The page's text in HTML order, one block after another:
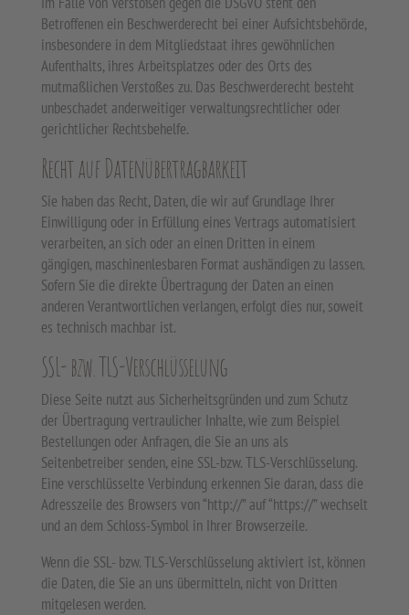
Betroffenen ein Beschwerderecht bei einer Aufsichtsbehörde,
insbesondere in dem Mitgliedstaat ihres gewöhnlichen
Aufenthalts, ihres Arbeitsplatzes oder des Orts des
mutmaßlichen Verstoßes zu. Das Beschwerderecht besteht
unbeschadet anderweitiger verwaltungsrechtlicher oder
gerichtlicher Rechtsbehelfe.
Recht auf Datenübertragbarkeit
Sie haben das Recht, Daten, die wir auf Grundlage Ihrer
Einwilligung oder in Erfüllung eines Vertrags automatisiert
verarbeiten, an sich oder an einen Dritten in einem
gängigen, maschinenlesbaren Format aushändigen zu lassen.
Sofern Sie die direkte Übertragung der Daten an einen
anderen Verantwortlichen verlangen, erfolgt dies nur, soweit
es technisch machbar ist.
SSL- bzw. TLS-Verschlüsselung
Diese Seite nutzt aus Sicherheitsgründen und zum Schutz
der Übertragung vertraulicher Inhalte, wie zum Beispiel
Bestellungen oder Anfragen, die Sie an uns als
Seitenbetreiber senden, eine SSL-bzw. TLS-Verschlüsselung.
Eine verschlüsselte Verbindung erkennen Sie daran, dass die
Adresszeile des Browsers von “http://” auf “https://” wechselt
und an dem Schloss-Symbol in Ihrer Browserzeile.
Wenn die SSL- bzw. TLS-Verschlüsselung aktiviert ist, können
die Daten, die Sie an uns übermitteln, nicht von Dritten
mitgelesen werden.